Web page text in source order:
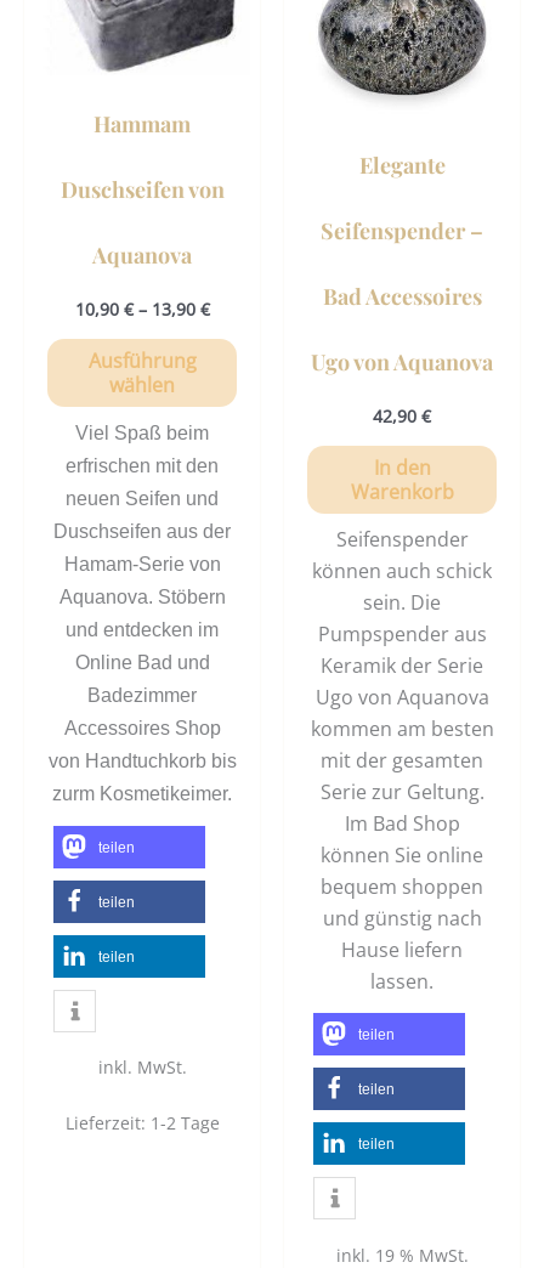
Hammam
Duschseifen von
Aquanova
10,90 €– 13,90 €
Ausführung
wählen
Varianten
Produktseite
Viel Spaß beim
erfrischen mit den
neuen Seifen und
Duschseifen aus der
Hamam-Serie von
Aquanova. Stöbern
und entdecken im
Online Bad und
Badezimmer
Accessoires Shop
von Handtuchkorb bis
zurm Kosmetikeimer.
teilen
teilen
teilen
inkl. MwSt.
Lieferzeit: 1-2 Tage
Elegante
Seifenspender –
Bad Accessoires
Ugo von Aquanova
42,90 €
In den
Warenkorb
Seifenspender
können auch schick
sein. Die
Pumpspender aus
Keramik der Serie
Ugo von Aquanova
kommen am besten
mit der gesamten
Serie zur Geltung.
Im Bad Shop
können Sie online
bequem shoppen
und günstig nach
Hause liefern
lassen.
teilen
teilen
teilen
inkl. 19 % MwSt.